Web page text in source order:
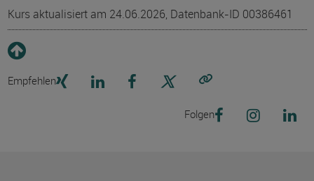
Kurs aktualisiert am 24.06.2026, Datenbank-ID 00386461
Empfehlen
Folgen